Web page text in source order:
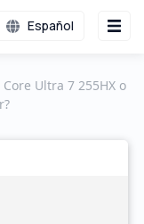
Español
Ultra 7 255HX o